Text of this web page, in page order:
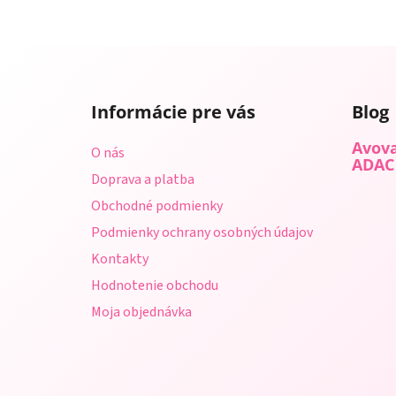
Informácie pre vás
O nás
Doprava a platba
Obchodné podmienky
Podmienky ochrany osobných údajov
Kontakty
Hodnotenie obchodu
Moja objednávka
Blog